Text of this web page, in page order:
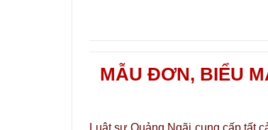
MẪU ĐƠN, BIỂU
Luật sư Quảng Ngãi cung cấp tất